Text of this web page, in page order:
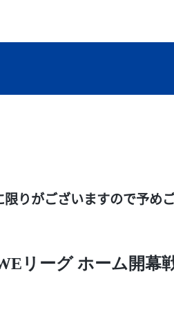
りがございますので予め
ーグ ホーム開幕